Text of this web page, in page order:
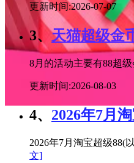
更新时间:2026-07-07
3、天猫超级金
8月的活动主要有88超
更新时间:2026-08-03
4、 2026年7月
2026年7月淘宝超级88(
文]